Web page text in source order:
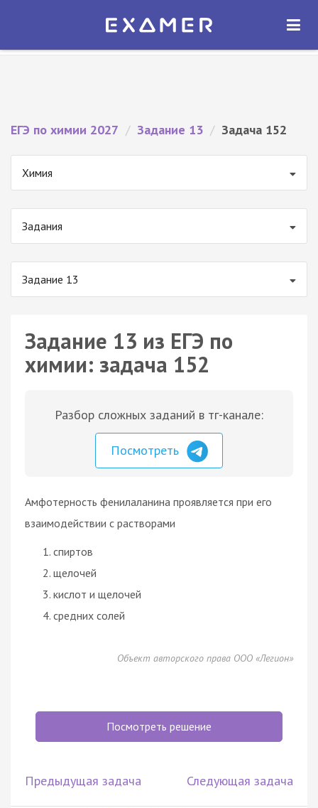
Экзамер — ЕГЭ 2027
ОТКРЫТЬ
ЕГЭ по химии 2027 / Задание 13 / Задача 152
Химия
Задания
Задание 13
Задание 13 из ЕГЭ по
химии: задача 152
Разбор сложных заданий в тг-канале:
Посмотреть
Амфотерность фенилаланина проявляется при его
взаимодействии с растворами
спиртов
щелочей
кислот и щелочей
средних солей
Объект авторского права ООО «Легион»
Посмотреть решение
Предыдущая задача Следующая задача